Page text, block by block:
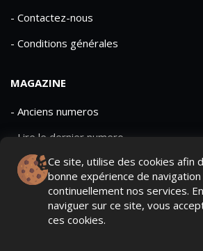
Ce site, utilise des cookies afin
bonne expérience de
continuellement nos services.
naviguer sur ce site, vous
ces cookies.
- Contactez-nous
- Conditions générales
MAGAZINE
- Anciens numeros
- Lire le dernier numero
- Publicite